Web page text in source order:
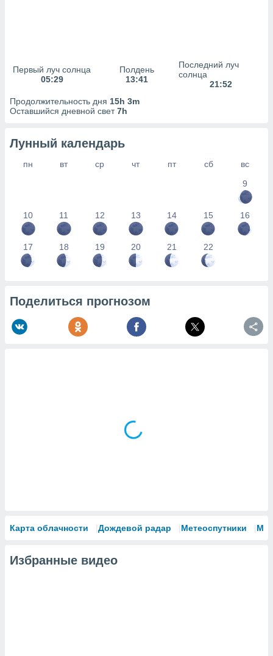
Первый луч солнца
05:29
Полдень
13:41
Последний луч
солнца
21:52
Продолжительность дня 15h 3m
Оставшийся дневной свет7h
Лунный календарь
пн вт ср чт пт сб
вс
9
10 11 12 13 14 15 16
17 18 19 20 21 22
Поделиться прогнозом
Карта облачности Дождевой радар Метеоспутники
Избранные видео